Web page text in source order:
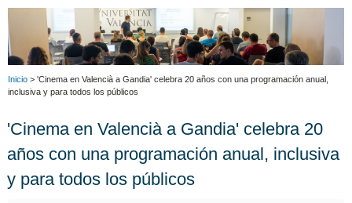
Inicio > 'Cinema en Valencià a Gandia' celebra 20 años con una programación anual,
inclusiva y para todos los públicos
'Cinema en Valencià a Gandia' celebra 20
años con una programación anual, inclusiva
y para todos los públicos